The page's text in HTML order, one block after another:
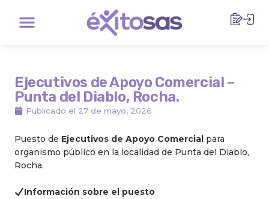
Menu
Ejecutivos de Apoyo Comercial –
Punta del Diablo, Rocha.
Publicado el 27 de mayo, 2026
Puesto de Ejecutivos de Apoyo Comercial para
organismo público en la localidad de Punta del Diablo,
Rocha.
Información sobre el puesto